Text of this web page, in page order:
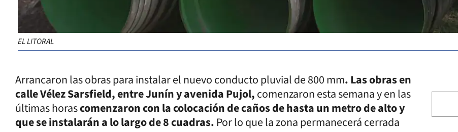
EL LITORAL
Arrancaron las obras para instalar el nuevo conducto pluvial de 800 mm. Las obras en
calle Vélez Sarsfield, entre Junín y avenida Pujol,comenzaron esta semana y en las
últimas horascomenzaron con la colocación de caños de hasta un metro de alto y
que se instalarán a lo largo de 8 cuadras. Por lo que la zona permanecerá cerrada